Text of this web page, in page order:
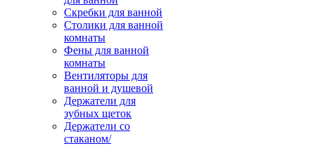
Скребки для ванной
Столики для ванной
комнаты
Фены для ванной
комнаты
Вентиляторы для
ванной и душевой
Держатели для
зубных щеток
Держатели со
стаканом/